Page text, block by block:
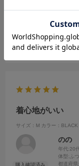
を買って自分でお直し
商品は 高見えで素敵な
着心地がいい
サイズ：M カラー：BLACK
のの
年代:20
体型: ふ
都道府県